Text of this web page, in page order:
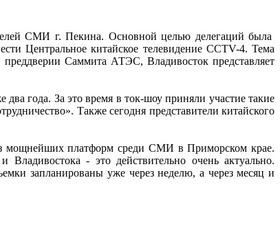
СМИ г. Пекина. Основной целью делегаций была
Центральное китайское телевидение ССTV-4. Тема
Саммита АТЭС, Владивосток представляет
года. За это время в ток-шоу приняли участие такие
Также сегодня представители китайского
мощнейших платформ среди СМИ в Приморском крае.
- это действительно очень актуально.
запланированы уже через неделю, а через месяц и